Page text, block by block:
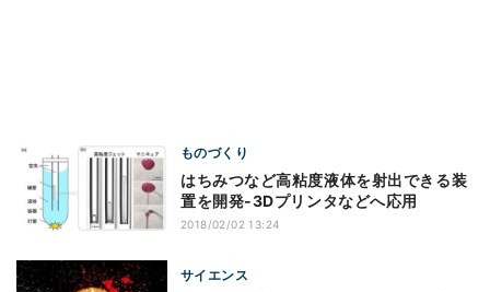
ものづくり
はちみつなど高粘度液体を射出できる装
置を開発-3Dプリンタなどへ応用
2018/02/02 13:24
サイエンス